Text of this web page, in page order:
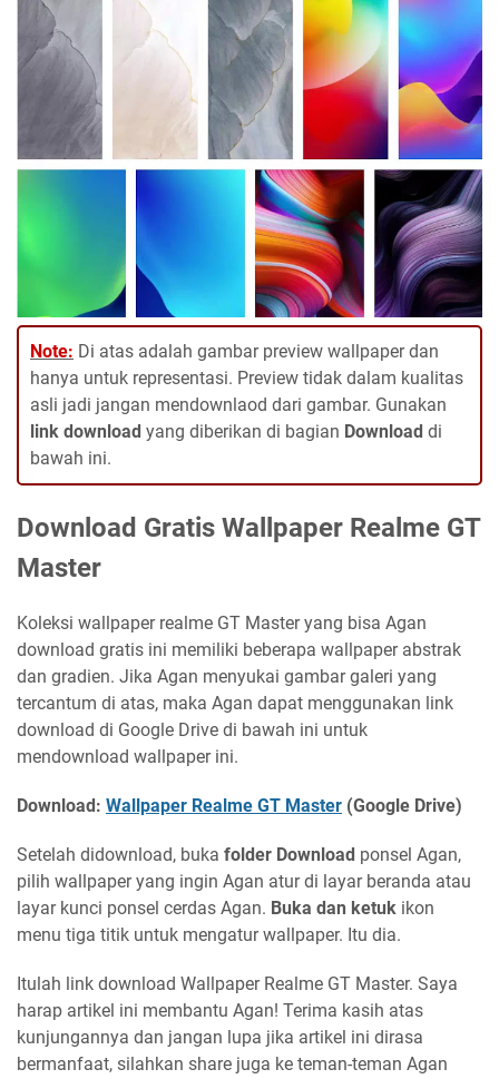
Note: Di atas adalah gambar preview wallpaper dan
hanya untuk representasi. Preview tidak dalam kualitas
asli jadi jangan mendownlaod dari gambar. Gunakan
link download yang diberikan di bagian Download di
bawah ini.
Download Gratis Wallpaper Realme GT
Master
Koleksi wallpaper realme GT Master yang bisa Agan
download gratis ini memiliki beberapa wallpaper abstrak
dan gradien. Jika Agan menyukai gambar galeri yang
tercantum di atas, maka Agan dapat menggunakan link
download di Google Drive di bawah ini untuk
mendownload wallpaper ini.
Download: Wallpaper Realme GT Master (Google Drive)
Setelah didownload, buka folder Download ponsel Agan,
pilih wallpaper yang ingin Agan atur di layar beranda atau
layar kunci ponsel cerdas Agan. Buka dan ketuk ikon
menu tiga titik untuk mengatur wallpaper. Itu dia.
Itulah link download Wallpaper Realme GT Master. Saya
harap artikel ini membantu Agan! Terima kasih atas
kunjungannya dan jangan lupa jika artikel ini dirasa
bermanfaat, silahkan share juga ke teman-teman Agan